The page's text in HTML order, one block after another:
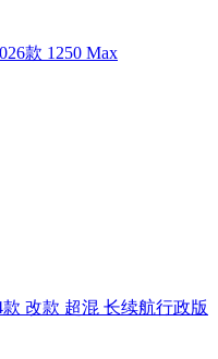
款 1250 Max
改款 超混 长续航行政版